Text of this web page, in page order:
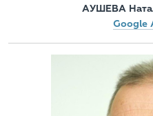
АУШЕВА
Google